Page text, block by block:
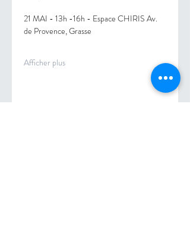
21 MAI - 13h -16h - Espace CHIRIS Av.
de Provence, Grasse
Afficher plus